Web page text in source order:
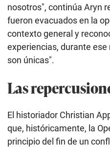
En varias ciudades en EE.UU. se
pequeños. (GETTY IMAGES).
"Con el tiempo nos
un libro", cuenta Aryn,
"Es una historia compleja
personas tienden a